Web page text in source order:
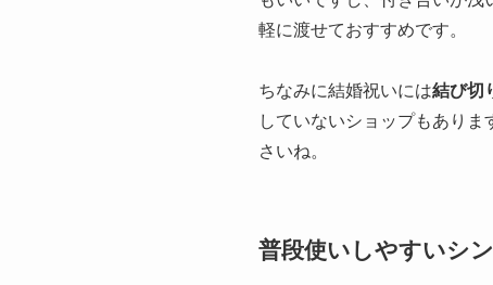
軽に渡せておすすめです。
ちなみに結婚祝いには結び切
していないショップもあり
さいね。
普段使いしやすいシ